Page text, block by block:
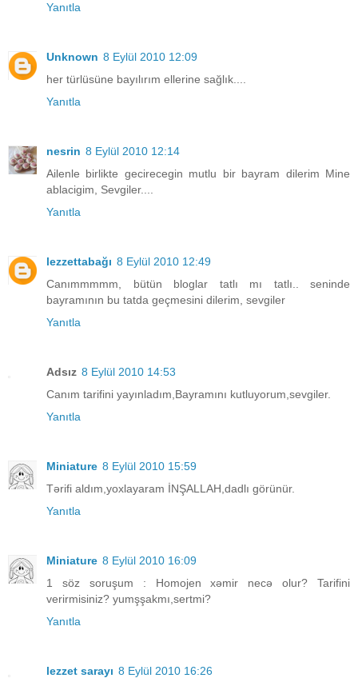
Yanıtla
Unknown 8 Eylül 2010 12:09
her türlüsüne bayılırım ellerine sağlık....
Yanıtla
nesrin 8 Eylül 2010 12:14
Ailenle birlikte gecirecegin mutlu bir bayram dilerim Mine
ablacigim, Sevgiler....
Yanıtla
lezzettabağı 8 Eylül 2010 12:49
Canımmmmm, bütün bloglar tatlı mı tatlı.. seninde
bayramının bu tatda geçmesini dilerim, sevgiler
Yanıtla
Adsız 8 Eylül 2010 14:53
Canım tarifini yayınladım,Bayramını kutluyorum,sevgiler.
Yanıtla
Miniature 8 Eylül 2010 15:59
Tərifi aldım,yoxlayaram İNŞALLAH,dadlı görünür.
Yanıtla
Miniature 8 Eylül 2010 16:09
1 söz soruşum : Homojen xəmir necə olur? Tarifini
verirmisiniz? yumşşakmı,sertmi?
Yanıtla
lezzet sarayı 8 Eylül 2010 16:26